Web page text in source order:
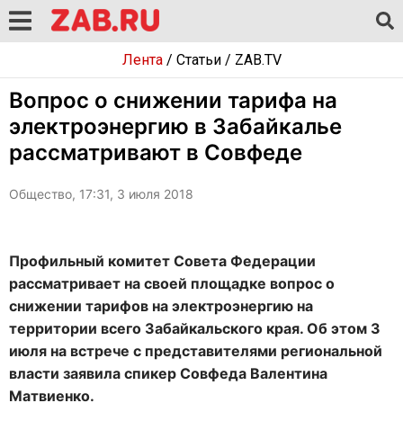
Лента/ Статьи/ ZAB.TV
Вопрос о снижении тарифа на
электроэнергию в Забайкалье
рассматривают в Совфеде
Общество, 17:31, 3 июля 2018
Профильный комитет Совета Федерации
рассматривает на своей площадке вопрос о
снижении тарифов на электроэнергию на
территории всего Забайкальского края. Об этом 3
июля на встрече с представителями региональной
власти заявила спикер Совфеда Валентина
Матвиенко.